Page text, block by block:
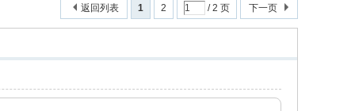
1 2 / 2 页 下一页
返回列表